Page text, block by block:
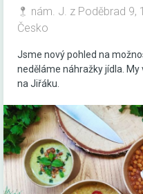
nám. J. z Poděbrad 9,
Česko
Jsme nový pohled na
neděláme náhražky jídla.
na Jiřáku.